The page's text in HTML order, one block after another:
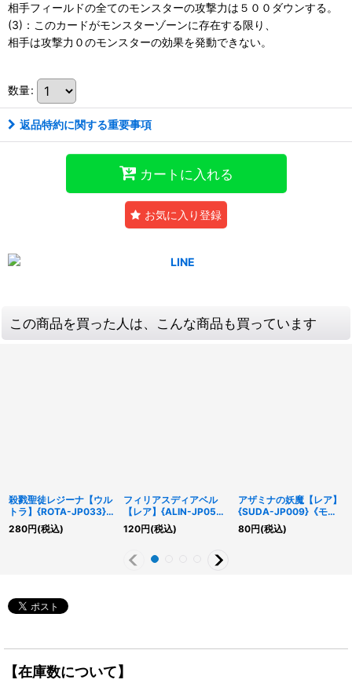
相手フィールドの全てのモンスターの攻撃力は５００ダウンする。
(3)：このカードがモンスターゾーンに存在する限り、
相手は攻撃力０のモンスターの効果を発動できない。
数量:
返品特約に関する重要事項
カートに入れる
お気に入り登録
この商品を買った人は、こんな商品も買っています
殺戮聖徒レジーナ【ウル
トラ】{ROTA-JP033}
《融合》
280円(税込)
フィリアスディアベル
【レア】{ALIN-JP057}
《魔法》
120円(税込)
アザミナの妖魔【レア】
{SUDA-JP009}《モン
スター》
80円(税込)
【在庫数について】